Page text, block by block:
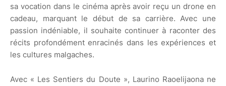
sa vocation dans le cinéma après avoir reçu un drone en
cadeau, marquant le début de sa carrière. Avec une
passion indéniable, il souhaite continuer à raconter des
récits profondément enracinés dans les expériences et
les cultures malgaches.
Avec « Les Sentiers du Doute », Laurino Raoelijaona ne